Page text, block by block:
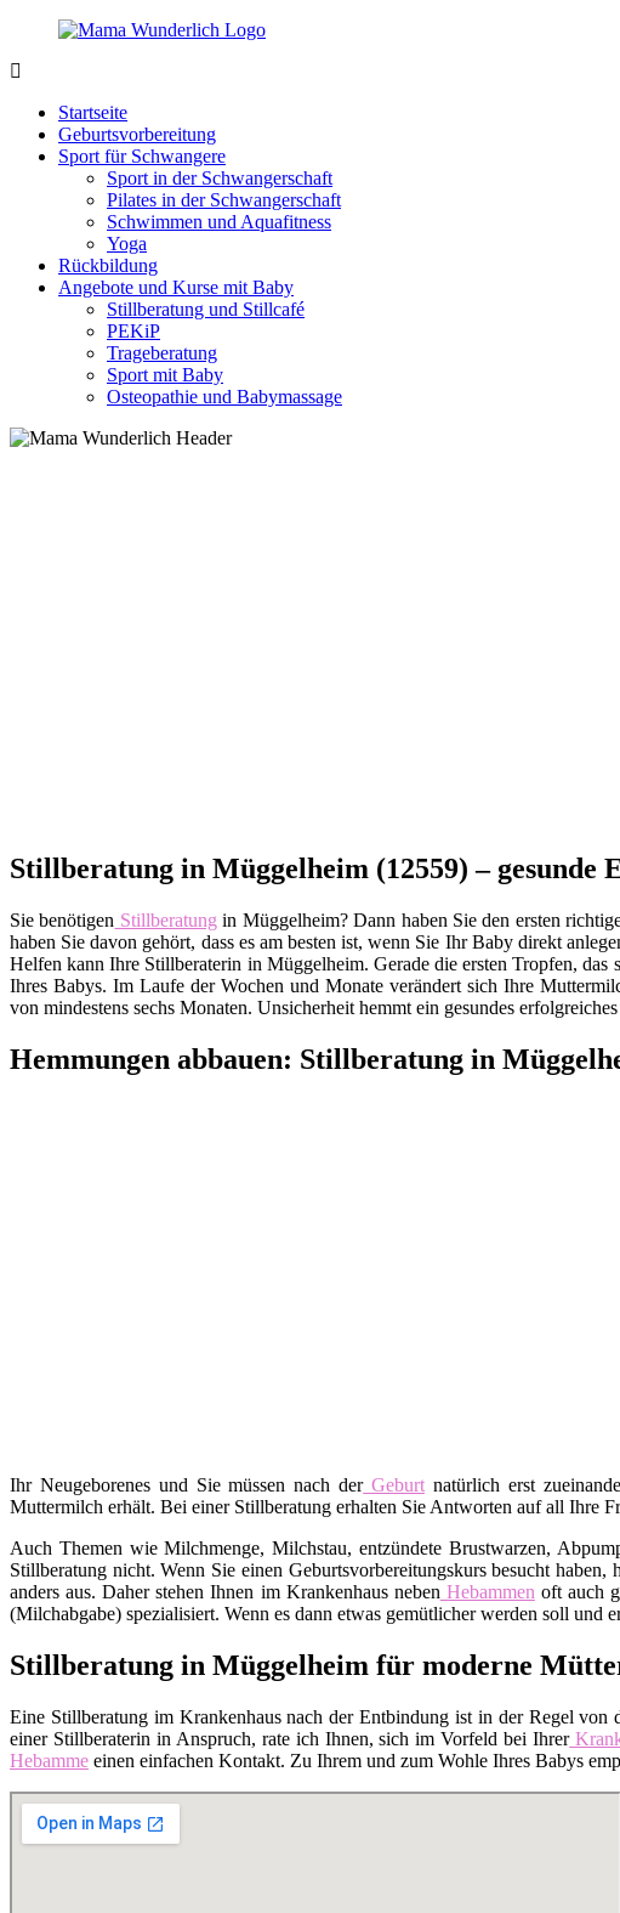
Zurück
Inhalt
sein
wunderbar!
Startseite
Geburtsvorbereitung
Sport für Schwangere
Sport in der Schwangerschaft
Pilates in der Schwangerschaft
Schwimmen und Aquafitness
Yoga
Rückbildung
Angebote und Kurse mit Baby
Stillberatung und Stillcafé
PEKiP
Trageberatung
Sport mit Baby
Osteopathie und Babymassage
Stillberatung in Müggelheim (12559) – gesunde
Sie benötigen Stillberatung in Müggelheim? Dann haben Sie den ersten
haben Sie davon gehört, dass es am besten ist, wenn Sie Ihr Baby direkt
Helfen kann Ihre Stillberaterin in Müggelheim. Gerade die ersten Tropfen,
Ihres Babys. Im Laufe der Wochen und Monate verändert sich Ihre
von mindestens sechs Monaten. Unsicherheit hemmt ein gesundes erfolgreiches
Hemmungen abbauen: Stillberatung in
Ihr Neugeborenes und Sie müssen nach derGeburt natürlich erst
Muttermilch erhält. Bei einer Stillberatung erhalten Sie Antworten auf all Ihre
Auch Themen wie Milchmenge, Milchstau, entzündete Brustwarzen,
Stillberatung nicht. Wenn Sie einen Geburtsvorbereitungskurs besucht haben,
anders aus. Daher stehen Ihnen im Krankenhaus neben Hebammen oft auch
(Milchabgabe) spezialisiert. Wenn es dann etwas gemütlicher werden soll und
Stillberatung in Müggelheim für moderne
Eine Stillberatung im Krankenhaus nach der Entbindung ist in der Regel von
einer Stillberaterin in Anspruch, rate ich Ihnen, sich im Vorfeld bei Ihrer
Hebamme einen einfachen Kontakt. Zu Ihrem und zum Wohle Ihres Babys